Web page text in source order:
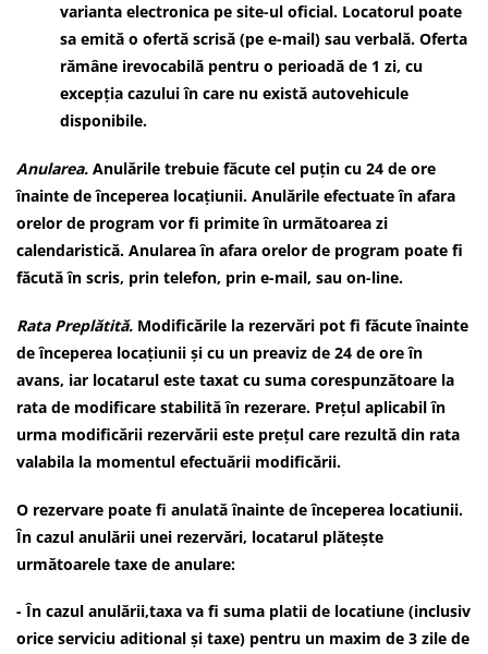
varianta electronica pe site-ul oficial. Locatorul poate
sa emită o ofertă scrisă (pe e-mail) sau verbală. Oferta
rămâne irevocabilă pentru o perioadă de 1 zi, cu
excepția cazului în care nu există autovehicule
disponibile.
Anularea. Anulările trebuie făcute cel puțin cu 24 de ore
înainte de începerea locațiunii. Anulările efectuate în afara
orelor de program vor fi primite în următoarea zi
calendaristică. Anularea în afara orelor de program poate fi
făcută în scris, prin telefon, prin e-mail, sau on-line.
Rata Preplătită. Modificările la rezervări pot fi făcute înainte
de începerea locațiunii și cu un preaviz de 24 de ore în
avans, iar locatarul este taxat cu suma corespunzătoare la
rata de modificare stabilită în rezerare. Prețul aplicabil în
urma modificării rezervării este prețul care rezultă din rata
valabila la momentul efectuării modificării.
O rezervare poate fi anulată înainte de începerea locatiunii.
În cazul anulării unei rezervări, locatarul plătește
următoarele taxe de anulare:
- În cazul anulării,taxa va fi suma platii de locatiune (inclusiv
orice serviciu aditional și taxe) pentru un maxim de 3 zile de